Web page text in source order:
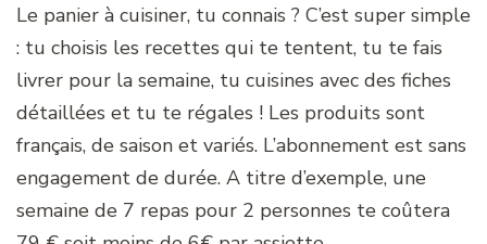
Le panier à cuisiner, tu connais ? C’est super simple
: tu choisis les recettes qui te tentent, tu te fais
livrer pour la semaine, tu cuisines avec des fiches
détaillées et tu te régales ! Les produits sont
français, de saison et variés. L’abonnement est sans
engagement de durée. A titre d’exemple, une
semaine de 7 repas pour 2 personnes te coûtera